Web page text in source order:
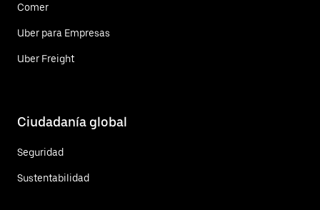
Comer
Uber para Empresas
Uber Freight
Ciudadanía global
Seguridad
Sustentabilidad